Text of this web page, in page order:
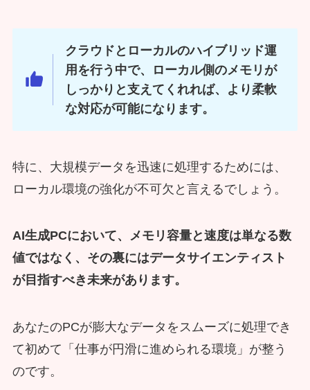
クラウドとローカルのハイブリッド運
用を行う中で、ローカル側のメモリが
しっかりと支えてくれれば、より柔軟
な対応が可能になります。
特に、大規模データを迅速に処理するためには、
ローカル環境の強化が不可欠と言えるでしょう。
AI生成PCにおいて、メモリ容量と速度は単なる数
値ではなく、その裏にはデータサイエンティスト
が目指すべき未来があります。
あなたのPCが膨大なデータをスムーズに処理でき
て初めて「仕事が円滑に進められる環境」が整う
のです。